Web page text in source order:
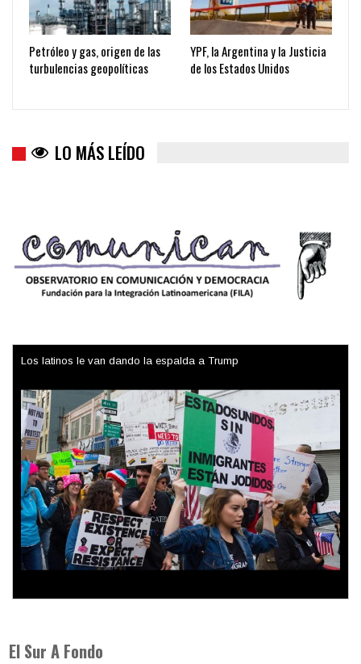
Petróleo y gas, origen de las
turbulencias geopolíticas
YPF, la Argentina y la Justicia
de los Estados Unidos
LO MÁS LEÍDO
Los latinos le van dando la espalda a Trump
El Sur A Fondo